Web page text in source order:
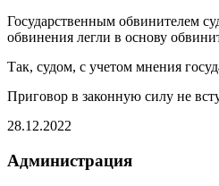
Государственным обвинителем
обвинения легли в основу
Так, судом, с учетом мнения
Приговор в законную силу не
28.12.2022
Администрация